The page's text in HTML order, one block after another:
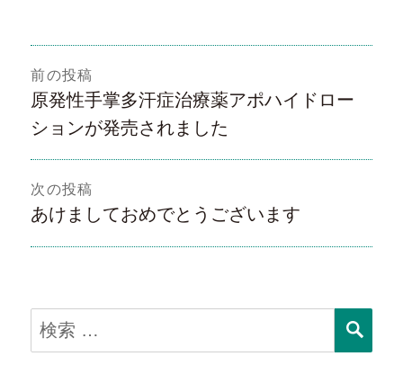
稿
ナ
ビ
ー
シ
ョ
前の投稿
前
の
投
稿:
原発性手掌多汗症治療薬アポハイドロー
ションが発売されました
次の投稿
次
あけましておめでとうございます
検
索: